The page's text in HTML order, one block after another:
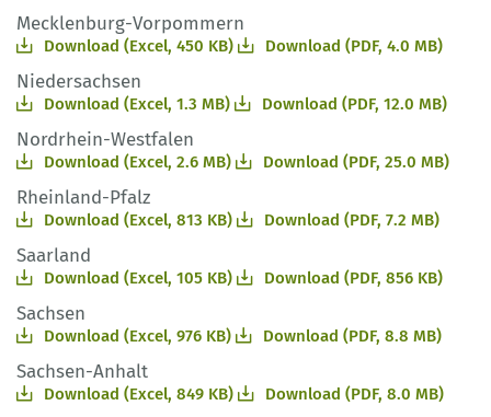
Mecklenburg-Vorpommern
Download (Excel, 450 KB) Download (PDF, 4.0 MB)
Niedersachsen
Download (Excel, 1.3 MB) Download (PDF, 12.0 MB)
Nordrhein-Westfalen
Download (Excel, 2.6 MB) Download (PDF, 25.0 MB)
Rheinland-Pfalz
Download (Excel, 813 KB) Download (PDF, 7.2 MB)
Saarland
Download (Excel, 105 KB) Download (PDF, 856 KB)
Sachsen
Download (Excel, 976 KB) Download (PDF, 8.8 MB)
Sachsen-Anhalt
Download (Excel, 849 KB) Download (PDF, 8.0 MB)